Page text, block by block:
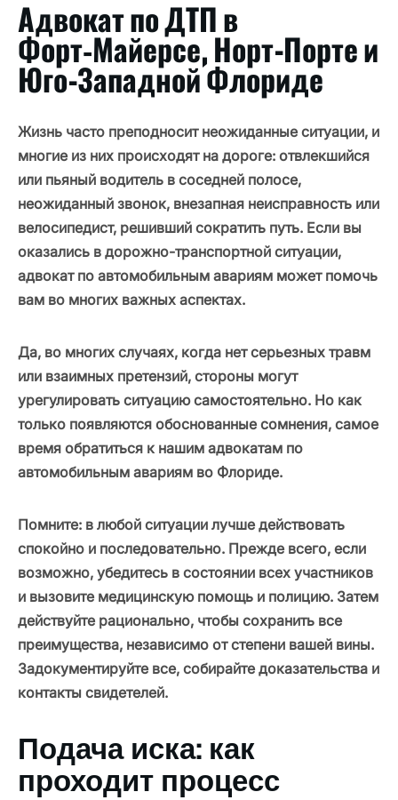
Адвокат по ДТП в
Форт‑Майерсе, Норт-Порте и
Юго-Западной Флориде
Жизнь часто преподносит неожиданные ситуации, и
многие из них происходят на дороге: отвлекшийся
или пьяный водитель в соседней полосе,
неожиданный звонок, внезапная неисправность или
велосипедист, решивший сократить путь. Если вы
оказались в дорожно-транспортной ситуации,
адвокат по автомобильным авариям может помочь
вам во многих важных аспектах.
Да, во многих случаях, когда нет серьезных травм
или взаимных претензий, стороны могут
урегулировать ситуацию самостоятельно. Но как
только появляются обоснованные сомнения, самое
время обратиться к нашим адвокатам по
автомобильным авариям во Флориде.
Помните: в любой ситуации лучше действовать
спокойно и последовательно. Прежде всего, если
возможно, убедитесь в состоянии всех участников
и вызовите медицинскую помощь и полицию. Затем
действуйте рационально, чтобы сохранить все
преимущества, независимо от степени вашей вины.
Задокументируйте все, собирайте доказательства и
контакты свидетелей.
Подача иска: как
проходит процесс